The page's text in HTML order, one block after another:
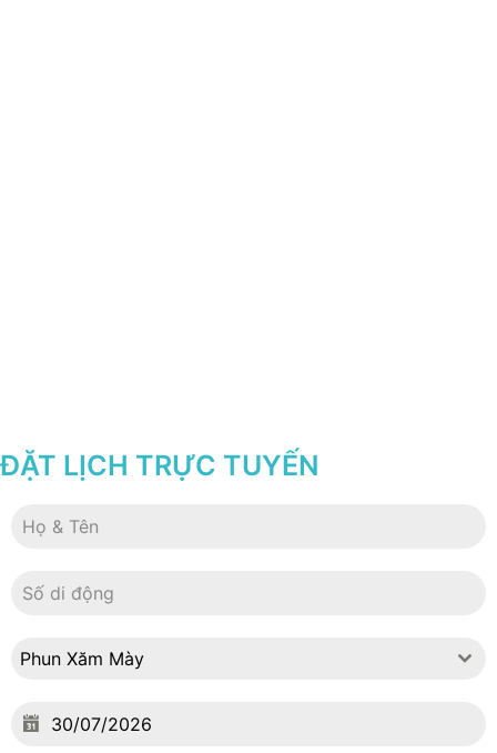
ĐẶT LỊCH TRỰC TUYẾN
Phun Xăm Mày